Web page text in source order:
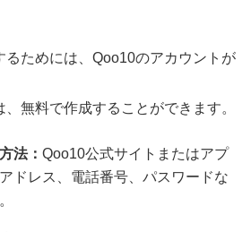
るためには、Qoo10のアカウントが
無料で作成することができます。
法： Qoo10公式サイトまたはアプ
ドレス、電話番号、パスワードな